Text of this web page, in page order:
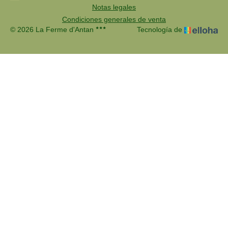
Notas legales
Condiciones generales de venta
© 2026 La Ferme d'Antan
Tecnología de